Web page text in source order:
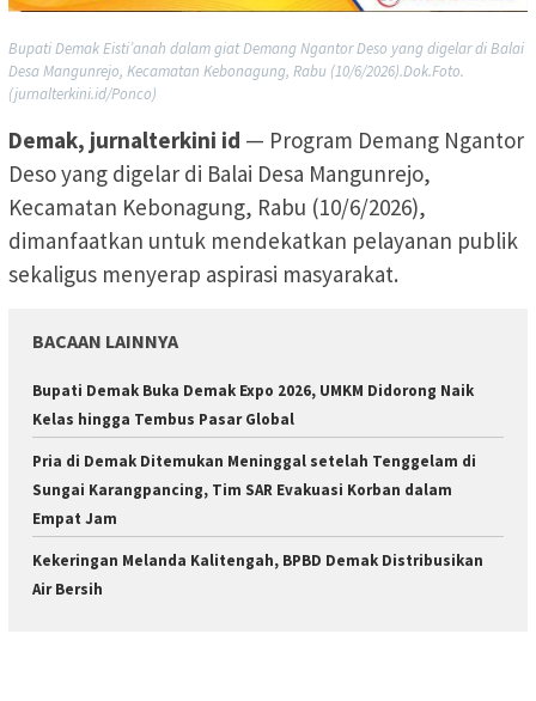
Bupati Demak Eisti’anah dalam giat Demang Ngantor Deso yang digelar di Balai
Desa Mangunrejo, Kecamatan Kebonagung, Rabu (10/6/2026).Dok.Foto.
(jurnalterkini.id/Ponco)
Demak, jurnalterkini id — Program Demang Ngantor
Deso yang digelar di Balai Desa Mangunrejo,
Kecamatan Kebonagung, Rabu (10/6/2026),
dimanfaatkan untuk mendekatkan pelayanan publik
sekaligus menyerap aspirasi masyarakat.
BACAAN LAINNYA
Bupati Demak Buka Demak Expo 2026, UMKM Didorong Naik
Kelas hingga Tembus Pasar Global
Pria di Demak Ditemukan Meninggal setelah Tenggelam di
Sungai Karangpancing, Tim SAR Evakuasi Korban dalam
Empat Jam
Kekeringan Melanda Kalitengah, BPBD Demak Distribusikan
Air Bersih